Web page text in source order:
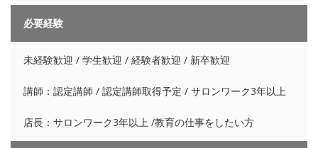
必要経験
未経験歓迎 / 学生歓迎 / 経験者歓迎 / 新卒歓迎
講師：認定講師 / 認定講師取得予定 / サロンワーク3年以上
店長：サロンワーク3年以上 /教育の仕事をしたい方